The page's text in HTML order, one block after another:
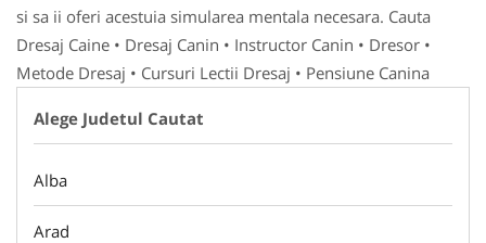
si sa ii oferi acestuia simularea mentala necesara. Cauta
Dresaj Caine • Dresaj Canin • Instructor Canin • Dresor •
Metode Dresaj • Cursuri Lectii Dresaj • Pensiune Canina
Alege Judetul Cautat
Alba
Arad